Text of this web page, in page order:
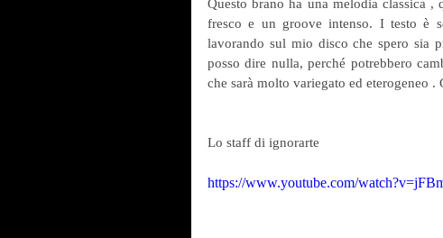
Questo brano ha una melodia classica
fresco e un groove intenso. I testo è
lavorando sul mio disco che spero sia
posso dire nulla, perché potrebbero
che sarà molto variegato ed eterogeneo
Lo staff di ignorarte
https://www.youtube.com/